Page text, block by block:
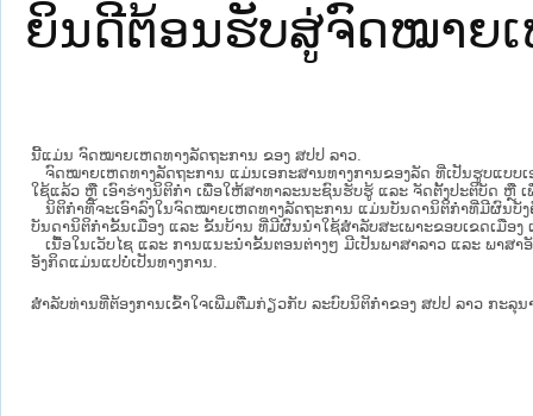
ຍິນດີຕ້ອນຮັບສູ່ຈົດໝາຍເ
ນີ້ແມ່ນ ຈົດໝາຍເຫດທາງລັດຖະການ ຂອງ ສປປ ລາວ.
ຈົດໝາຍເຫດທາງລັດຖະການ ແມ່ນ​ເອ​ກະ​ສານ​ທາງ​ການ​ຂອງ​ລັດ ທີ່​ເປັນ​ຮູບ​ແບບ​
ໃຊ້ແລ້ວ ຫຼື ເອົາຮ່າງນິຕິກໍາ ເພື່ອໃຫ້​ສາ​ທາ​ລະ​ນະ​ຊົນ​ຮັບ​ຮູ້ ແລະ ຈັດ​ຕັ້ງ​ປະ​ຕິ​ບັດ ຫຼື
ນິ​ຕິ​ກຳ​ທີ່​ຈະ​ເອົາ​ລົງ​ໃນ​ຈົດ​ໝາຍ​ເຫດ​ທາງ​ລັດ​ຖະ​ການ ​ແມ່ນ​ບັນ​ດາ​ນິ​ຕິ​ກຳ​ທີ່​ມີ​ຜົນ​ບັ
ບັນ​ດານິ​ຕິ​ກຳ​ຂັ້ນ​ເມືອງ ແລະ ຂັ້ນ​ບ້ານ ​ທີ່​ມີ​ຜົນ​ນຳ​ໃຊ້​ສຳ​ລັບ​ສະ​ເພາະ​ຂອບ​ເຂດ​ເມືອງ
ເນື້ອໃນ​ເວັບ​ໄຊ​ ແລະ ການແນະນໍາຂັ້ນຕອນຕ່າງໆ ມີເປັນພາສາລາວ ແລະ ພາສ
ອັງກິດແມ່ນແປບໍ່ເປັນທາງການ.
ສໍາລັບທ່ານທີ່ຕ້ອງການເຂົ້າໃຈເພີ່ມຕື່ມກ່ຽວກັບ ລະບົບນິຕິກຳຂອງ ສປປ ລາວ ກະລຸນ